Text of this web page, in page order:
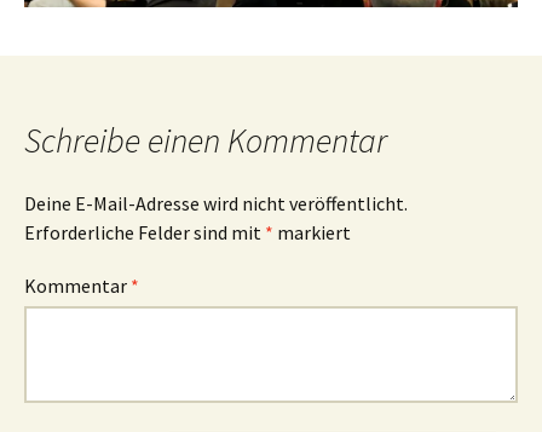
Schreibe einen Kommentar
Deine E-Mail-Adresse wird nicht veröffentlicht.
Erforderliche Felder sind mit * markiert
Kommentar *